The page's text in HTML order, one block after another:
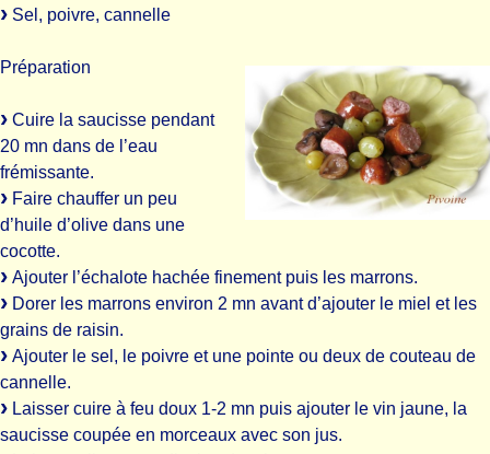
Sel, poivre, cannelle
Préparation
Cuire la saucisse pendant
20 mn dans de l’eau
frémissante.
Faire chauffer un peu
d’huile d’olive dans une
cocotte.
Ajouter l’échalote hachée finement puis les marrons.
Dorer les marrons environ 2 mn avant d’ajouter le miel et les
grains de raisin.
Ajouter le sel, le poivre et une pointe ou deux de couteau de
cannelle.
Laisser cuire à feu doux 1-2 mn puis ajouter le vin jaune, la
saucisse coupée en morceaux avec son jus.